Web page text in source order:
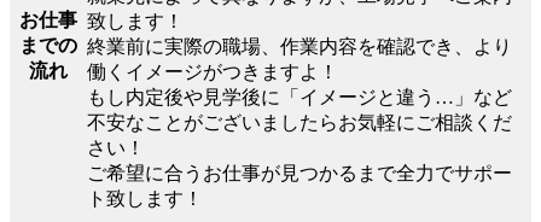
お仕事
までの
流れ
致します！
終業前に実際の職場、作業内容を確認でき、より
働くイメージがつきますよ！
もし内定後や見学後に「イメージと違う…」など
不安なことがございましたらお気軽にご相談くだ
さい！
ご希望に合うお仕事が見つかるまで全力でサポー
ト致します！